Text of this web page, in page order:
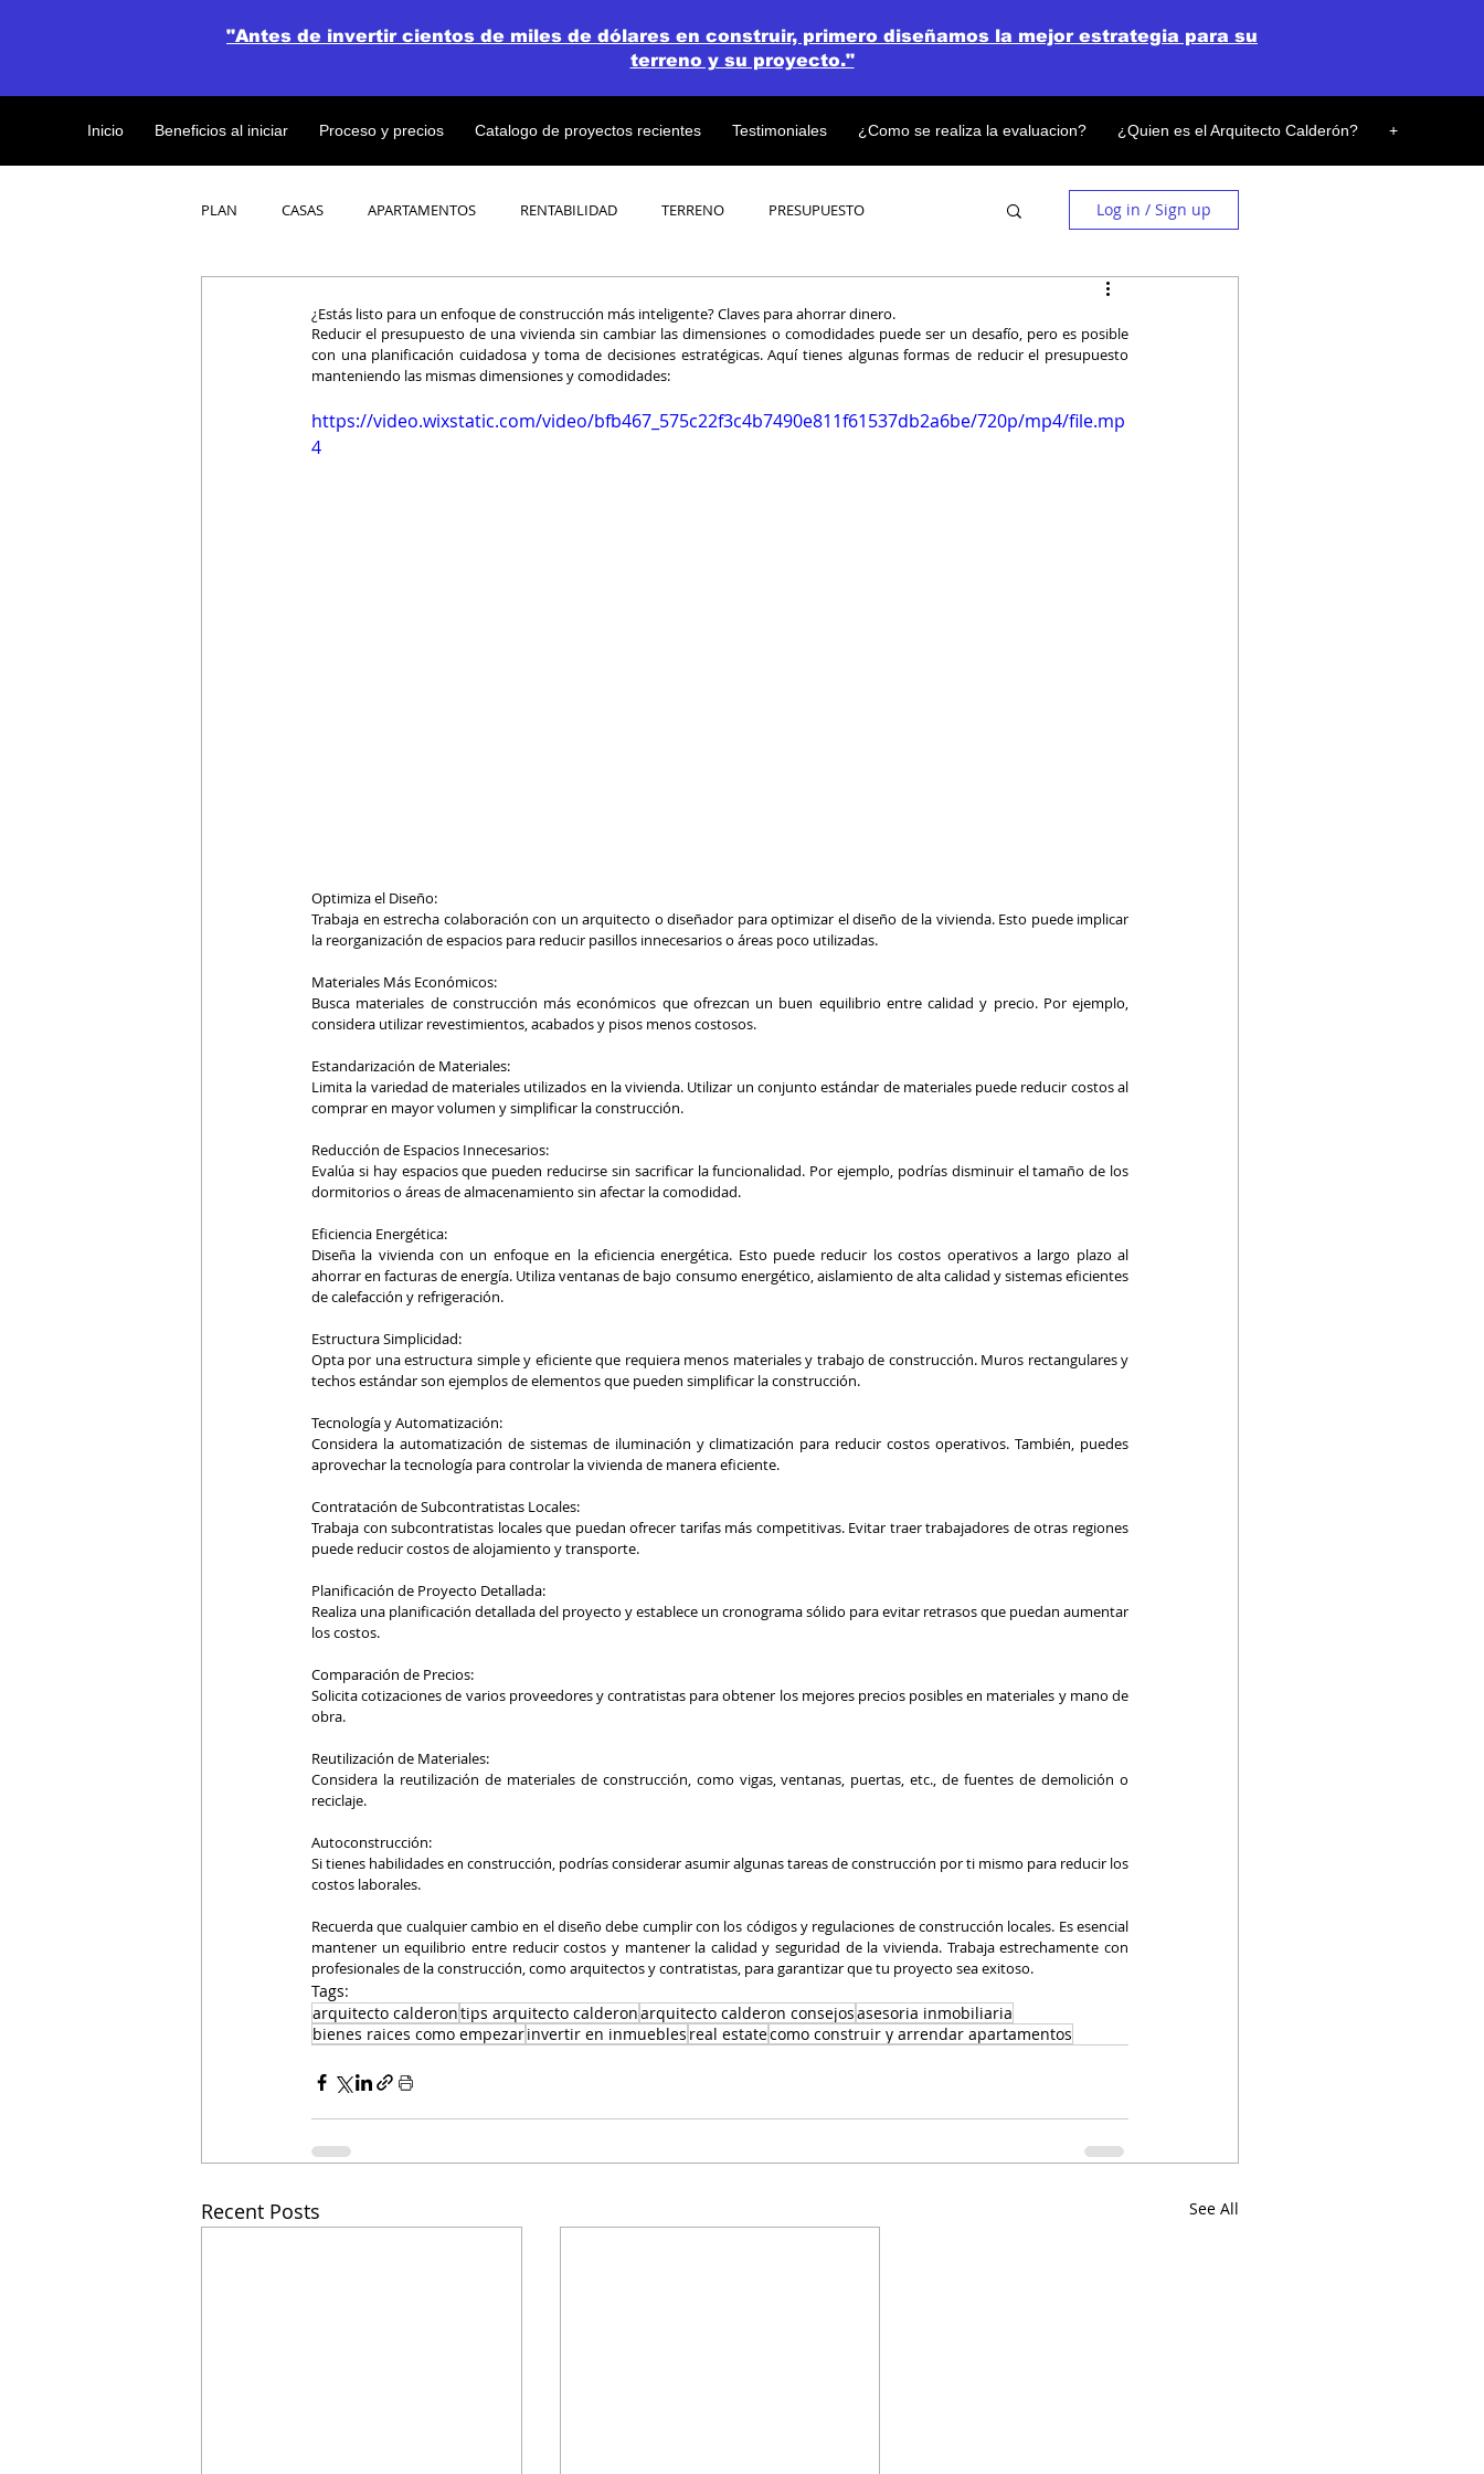
Inicio Beneficios al iniciar Proceso y precios Catalogo de proyectos recientes Testimoniales ¿Como se realiza la evaluacion? ¿Quien es el Arquitecto Calderón? +
"Antes de invertir cientos de miles de dólares en construir, primero diseñamos la mejor estrategia para su
terreno y su proyecto."
PLAN CASAS APARTAMENTOS RENTABILIDAD TERRENO PRESUPUESTO
OBRAS DE CONSTRUCCION
Log in / Sign up
¿Estás listo para un enfoque de construcción más inteligente? Claves para ahorrar dinero.
Reducir el presupuesto de una vivienda sin cambiar las dimensiones o comodidades puede ser un desafío, pero es posible
con una planificación cuidadosa y toma de decisiones estratégicas. Aquí tienes algunas formas de reducir el presupuesto
manteniendo las mismas dimensiones y comodidades:
https://video.wixstatic.com/video/bfb467_575c22f3c4b7490e811f61537db2a6be/720p/mp4/file.mp
4
Optimiza el Diseño:
Trabaja en estrecha colaboración con un arquitecto o diseñador para optimizar el diseño de la vivienda. Esto puede implicar
la reorganización de espacios para reducir pasillos innecesarios o áreas poco utilizadas.
Materiales Más Económicos:
Busca materiales de construcción más económicos que ofrezcan un buen equilibrio entre calidad y precio. Por ejemplo,
considera utilizar revestimientos, acabados y pisos menos costosos.
Estandarización de Materiales:
Limita la variedad de materiales utilizados en la vivienda. Utilizar un conjunto estándar de materiales puede reducir costos al
comprar en mayor volumen y simplificar la construcción.
Reducción de Espacios Innecesarios:
Evalúa si hay espacios que pueden reducirse sin sacrificar la funcionalidad. Por ejemplo, podrías disminuir el tamaño de los
dormitorios o áreas de almacenamiento sin afectar la comodidad.
Eficiencia Energética:
Diseña la vivienda con un enfoque en la eficiencia energética. Esto puede reducir los costos operativos a largo plazo al
ahorrar en facturas de energía. Utiliza ventanas de bajo consumo energético, aislamiento de alta calidad y sistemas eficientes
de calefacción y refrigeración.
Estructura Simplicidad:
Opta por una estructura simple y eficiente que requiera menos materiales y trabajo de construcción. Muros rectangulares y
techos estándar son ejemplos de elementos que pueden simplificar la construcción.
Tecnología y Automatización:
Considera la automatización de sistemas de iluminación y climatización para reducir costos operativos. También, puedes
aprovechar la tecnología para controlar la vivienda de manera eficiente.
Contratación de Subcontratistas Locales:
Trabaja con subcontratistas locales que puedan ofrecer tarifas más competitivas. Evitar traer trabajadores de otras regiones
puede reducir costos de alojamiento y transporte.
Planificación de Proyecto Detallada:
Realiza una planificación detallada del proyecto y establece un cronograma sólido para evitar retrasos que puedan aumentar
los costos.
Comparación de Precios:
Solicita cotizaciones de varios proveedores y contratistas para obtener los mejores precios posibles en materiales y mano de
obra.
Reutilización de Materiales:
Considera la reutilización de materiales de construcción, como vigas, ventanas, puertas, etc., de fuentes de demolición o
reciclaje.
Autoconstrucción:
Si tienes habilidades en construcción, podrías considerar asumir algunas tareas de construcción por ti mismo para reducir los
costos laborales.
Recuerda que cualquier cambio en el diseño debe cumplir con los códigos y regulaciones de construcción locales. Es esencial
mantener un equilibrio entre reducir costos y mantener la calidad y seguridad de la vivienda. Trabaja estrechamente con
profesionales de la construcción, como arquitectos y contratistas, para garantizar que tu proyecto sea exitoso.
Tags:
arquitecto calderontips arquitecto calderonarquitecto calderon consejosasesoria inmobiliaria
bienes raices como empezarinvertir en inmuebles real estatecomo construir y arrendar apartamentos
Recent Posts See All